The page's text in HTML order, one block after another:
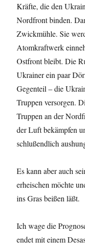
Kräfte, die den
Nordfront binden.
Zwickmühle. Sie
Atomkraftwerk
Ostfront bleibt. Die
Ukrainer ein paar
Gegenteil – die
Truppen versorgen.
Truppen an der
der Luft bekämpfen
schlußendlich
Es kann aber auch
erheischen möchte
ins Gras beißen läßt.
Ich wage die
endet mit einem